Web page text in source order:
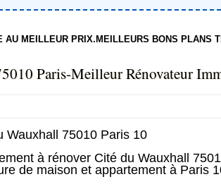
AU MEILLEUR PRIX.MEILLEURS BONS PLANS
Paris-Meilleur Rénovateur
Wauxhall 75010 Paris 10
à rénover Cité du Wauxhall
de maison et appartement à Paris